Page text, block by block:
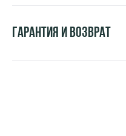
Гарантия и возврат